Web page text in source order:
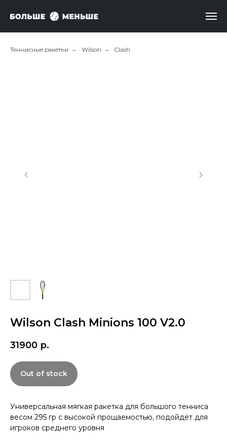
Теннисные ракетки → Wilson → Clash
Wilson Clash Minions 100 V2.0
31900 р.
Out of stock
Универсальная мягкая ракетка для большого тенниса
весом 295 гр с высокой прощаемостью, подойдёт для
игроков среднего уровня